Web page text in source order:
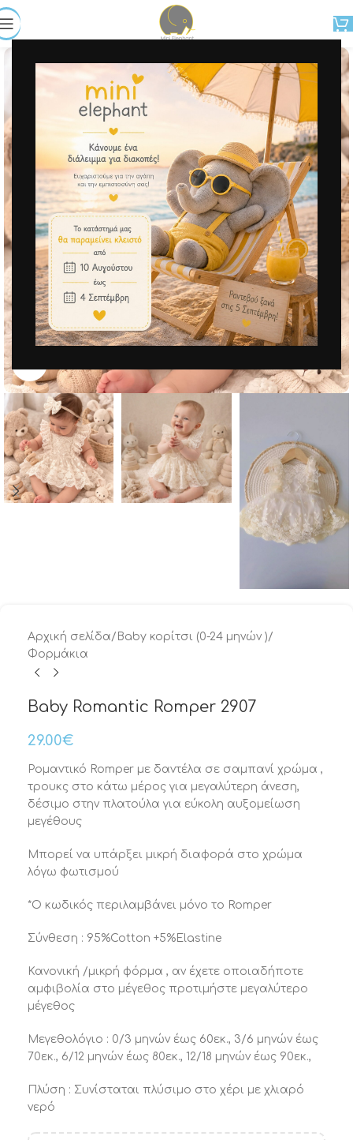
Αρχική σελίδα/ Baby κορίτσι (0-24 μηνών )/
Φορμάκια
Baby Romantic Romper 2907
29.00€
Ρομαντικό Romper με δαντέλα σε σαμπανί χρώμα ,
τρουκς στο κάτω μέρος για μεγαλύτερη άνεση,
δέσιμο στην πλατούλα για εύκολη αυξομείωση
μεγέθους
Μπορεί να υπάρξει μικρή διαφορά στο χρώμα
λόγω φωτισμού
*Ο κωδικός περιλαμβάνει μόνο το Romper
Σύνθεση : 95%Cotton +5%Elastine
Κανονική /μικρή φόρμα , αν έχετε οποιαδήποτε
αμφιβολία στο μέγεθος προτιμήστε μεγαλύτερο
μέγεθος
Μεγεθολόγιο : 0/3 μηνών έως 60εκ., 3/6 μηνών έως
70εκ., 6/12 μηνών έως 80εκ., 12/18 μηνών έως 90εκ.,
Πλύση : Συνίσταται πλύσιμο στο χέρι με χλιαρό
νερό